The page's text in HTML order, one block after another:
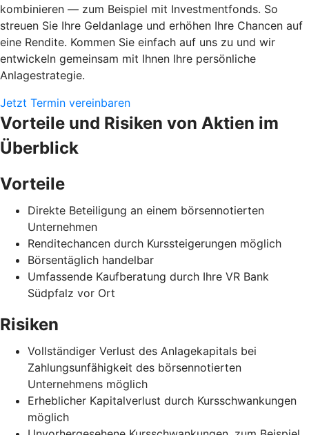
kombinieren — zum Beispiel mit Investmentfonds. So
streuen Sie Ihre Geldanlage und erhöhen Ihre Chancen auf
eine Rendite. Kommen Sie einfach auf uns zu und wir
entwickeln gemeinsam mit Ihnen Ihre persönliche
Anlagestrategie.
Jetzt Termin vereinbaren
Vorteile und Risiken von Aktien im
Überblick
Vorteile
Direkte Beteiligung an einem börsennotierten
Unternehmen
Renditechancen durch Kurssteigerungen möglich
Börsentäglich handelbar
Umfassende Kaufberatung durch Ihre VR Bank
Südpfalz vor Ort
Risiken
Vollständiger Verlust des Anlagekapitals bei
Zahlungsunfähigkeit des börsennotierten
Unternehmens möglich
Erheblicher Kapitalverlust durch Kursschwankungen
möglich